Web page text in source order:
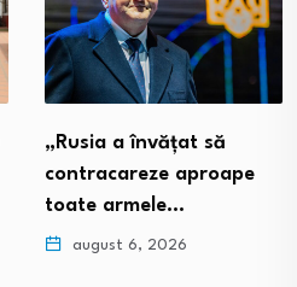
„Rusia a învățat să
contracareze aproape
toate armele…
august 6, 2026